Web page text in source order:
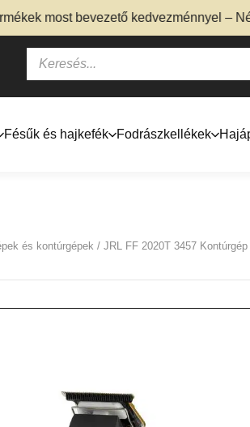
most bevezető kedvezménnyel –
Fésűk és hajkefék Fodrászkellékek
és kontúrgépek / JRL FF 2020T 3457 Kontúrgép